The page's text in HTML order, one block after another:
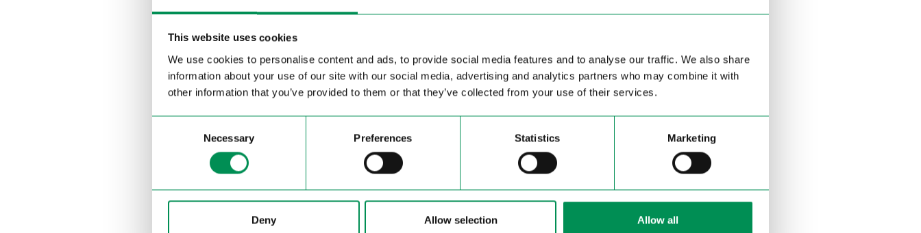
This website uses cookies
We use cookies to personalise content and ads, to provide social media features and to analyse our traffic. We also share
information about your use of our site with our social media, advertising and analytics partners who may combine it with
other information that you’ve provided to them or that they’ve collected from your use of their services.
Necessary Preferences Statistics Marketing
Deny Allow selection Allow all
I prezzi
Negli ultimi decenni ci siamo impegnati a fare in modo che le scarpe rimanessero accessibili ai
consumatori. Questo è stato reso possibile grazie all’acquisto diretto di grandi quantità dai fornitori,
senza intermediari, all’organizzazione razionale dei negozi con una presentazione moderna dei
prodotti e a decenni di esperienza su come funziona il commercio di calzature.
La qualità
Affinché non solo il prezzo, ma anche la qualità delle scarpe sia garantita, interveniamo già nella
fase di progettazione delle collezioni nello sviluppo dei prodotti e facciamo
controllare